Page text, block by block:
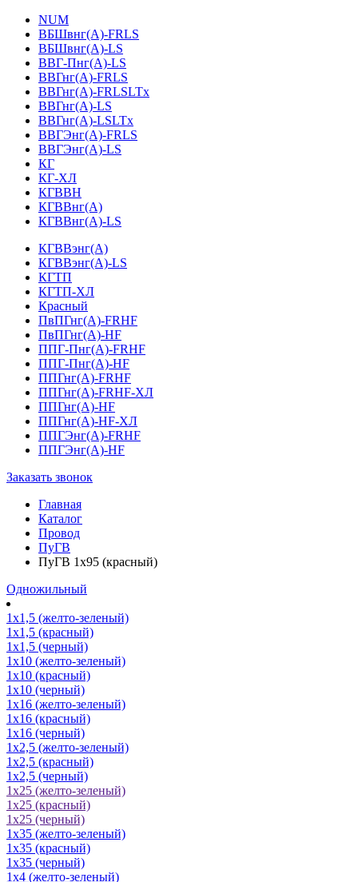
NUM
ВБШвнг(А)-FRLS
ВБШвнг(А)-LS
ВВГ-Пнг(А)-LS
ВВГнг(А)-FRLS
ВВГнг(А)-FRLSLTx
ВВГнг(А)-LS
ВВГнг(А)-LSLTx
ВВГЭнг(А)-FRLS
ВВГЭнг(А)-LS
КГ
КГ-ХЛ
КГВВН
КГВВнг(А)
КГВВнг(А)-LS
КГВВэнг(А)
КГВВэнг(А)-LS
КГТП
КГТП-ХЛ
Красный
ПвПГнг(А)-FRHF
ПвПГнг(А)-HF
ППГ-Пнг(А)-FRHF
ППГ-Пнг(А)-HF
ППГнг(А)-FRHF
ППГнг(А)-FRHF-ХЛ
ППГнг(А)-HF
ППГнг(А)-HF-ХЛ
ППГЭнг(А)-FRHF
ППГЭнг(А)-HF
Заказать звонок
Главная
Каталог
Провод
ПуГВ
ПуГВ 1х95 (красный)
Одножильный
1х1,5 (желто-зеленый)
1х1,5 (красный)
1х1,5 (черный)
1х10 (желто-зеленый)
1х10 (красный)
1х10 (черный)
1х16 (желто-зеленый)
1х16 (красный)
1х16 (черный)
1х2,5 (желто-зеленый)
1х2,5 (красный)
1х2,5 (черный)
1х25 (желто-зеленый)
1х25 (красный)
1х25 (черный)
1х35 (желто-зеленый)
1х35 (красный)
1х35 (черный)
1х4 (желто-зеленый)